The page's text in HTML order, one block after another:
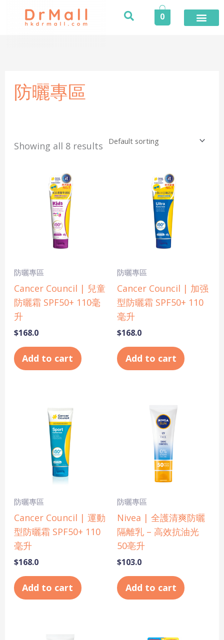
0
防曬專區
Showing all 8 results
防曬專區
Cancer Council | 兒童
防曬霜 SPF50+ 110毫
升
$168.0
Add to cart
防曬專區
Cancer Council | 加强
型防曬霜 SPF50+ 110
毫升
$168.0
Add to cart
防曬專區
Cancer Council | 運動
型防曬霜 SPF50+ 110
毫升
$168.0
Add to cart
防曬專區
Nivea | 全護清爽防曬
隔離乳 – 高效抗油光
50亳升
$103.0
Add to cart